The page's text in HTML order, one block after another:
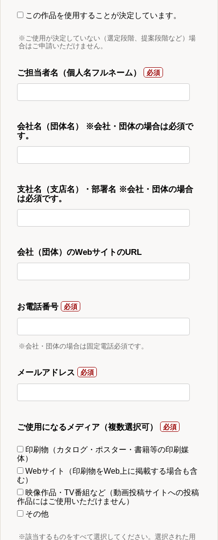
この作品を使用することが決定しています。
※ご使用が決定していない（選定段階、提案段階など）場
合はご申請いただけません。
ご担当者名（個人名フルネーム）
会社名（団体名） ※会社・団体の場合は必須で
す。
支社名（支店名）・部署名 ※会社・団体の場合
は必須です。
会社（団体）のWebサイトのURL
お電話番号
※会社・団体の場合は固定電話必須です。
メールアドレス
ご使用になるメディア（複数選択可）
印刷物（カタログ・ポスター・書籍等の印刷媒
体）
Webサイト（印刷物をWeb上に掲載する場合も含
む）
映像作品・TV番組など（動画投稿サイトへの投稿
作品にはご使用いただけません）
その他
※該当するものをすべて選択してください。選択された用